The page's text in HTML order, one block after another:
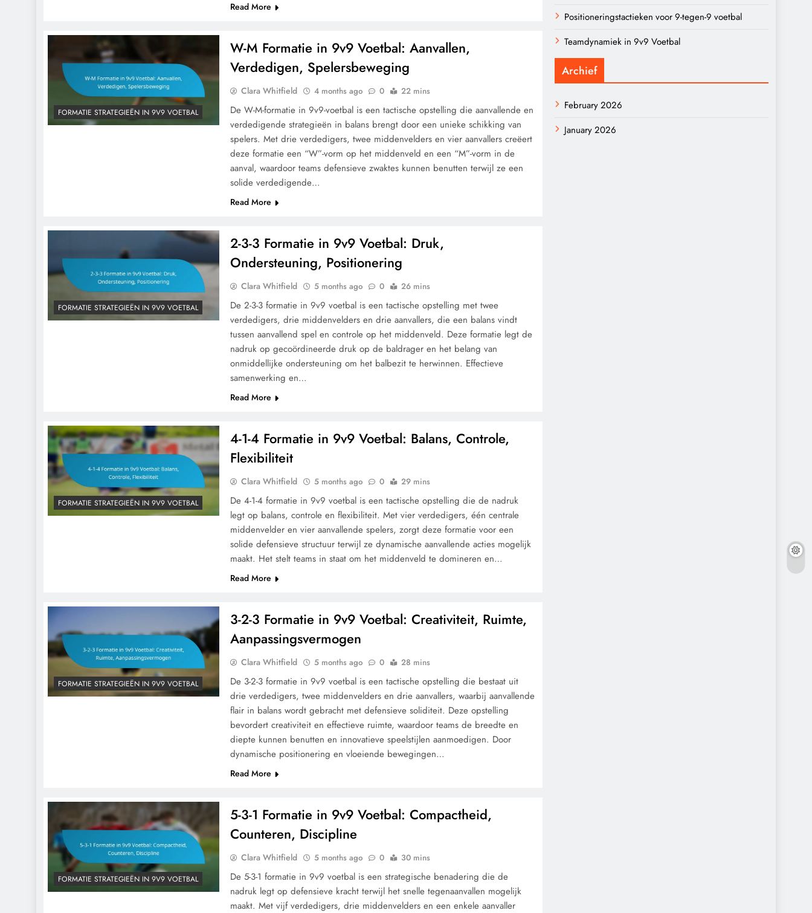
Read More
FORMATIE STRATEGIEËN IN 9V9 VOETBAL
W-M Formatie in 9v9 Voetbal: Aanvallen,
Verdedigen, Spelersbeweging
Clara Whitfield 4 months ago 0 22 mins
De W-M-formatie in 9v9-voetbal is een tactische opstelling die aanvallende en
verdedigende strategieën in balans brengt door een unieke schikking van
spelers. Met drie verdedigers, twee middenvelders en vier aanvallers creëert
deze formatie een “W”-vorm op het middenveld en een “M”-vorm in de
aanval, waardoor teams defensieve zwaktes kunnen benutten terwijl ze een
solide verdedigende…
Read More
FORMATIE STRATEGIEËN IN 9V9 VOETBAL
2-3-3 Formatie in 9v9 Voetbal: Druk,
Ondersteuning, Positionering
Clara Whitfield 5 months ago 0 26 mins
De 2-3-3 formatie in 9v9 voetbal is een tactische opstelling met twee
verdedigers, drie middenvelders en drie aanvallers, die een balans vindt
tussen aanvallend spel en controle op het middenveld. Deze formatie legt de
nadruk op gecoördineerde druk op de baldrager en het belang van
onmiddellijke ondersteuning om het balbezit te herwinnen. Effectieve
samenwerking en…
Read More
FORMATIE STRATEGIEËN IN 9V9 VOETBAL
4-1-4 Formatie in 9v9 Voetbal: Balans, Controle,
Flexibiliteit
Clara Whitfield 5 months ago 0 29 mins
De 4-1-4 formatie in 9v9 voetbal is een tactische opstelling die de nadruk
legt op balans, controle en flexibiliteit. Met vier verdedigers, één centrale
middenvelder en vier aanvallende spelers, zorgt deze formatie voor een
solide defensieve structuur terwijl ze dynamische aanvallende acties mogelijk
maakt. Het stelt teams in staat om het middenveld te domineren en…
Read More
FORMATIE STRATEGIEËN IN 9V9 VOETBAL
3-2-3 Formatie in 9v9 Voetbal: Creativiteit, Ruimte,
Aanpassingsvermogen
Clara Whitfield 5 months ago 0 28 mins
De 3-2-3 formatie in 9v9 voetbal is een tactische opstelling die bestaat uit
drie verdedigers, twee middenvelders en drie aanvallers, waarbij aanvallende
flair in balans wordt gebracht met defensieve soliditeit. Deze opstelling
bevordert creativiteit en effectieve ruimte, waardoor teams de breedte en
diepte kunnen benutten en innovatieve speelstijlen aanmoedigen. Door
dynamische positionering en vloeiende bewegingen…
Read More
FORMATIE STRATEGIEËN IN 9V9 VOETBAL
5-3-1 Formatie in 9v9 Voetbal: Compactheid,
Counteren, Discipline
Clara Whitfield 5 months ago 0 30 mins
De 5-3-1 formatie in 9v9 voetbal is een strategische benadering die de
nadruk legt op defensieve kracht terwijl het snelle tegenaanvallen mogelijk
maakt. Met vijf verdedigers, drie middenvelders en een enkele aanvaller
Positioneringstactieken voor 9-tegen-9 voetbal
Teamdynamiek in 9v9 Voetbal
Archief
February 2026
January 2026